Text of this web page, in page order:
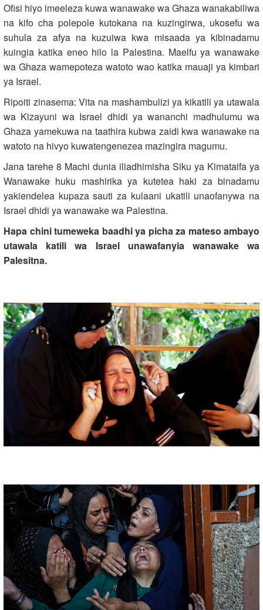
Ofisi hiyo imeeleza kuwa wanawake wa Ghaza wanakabiliwa
na kifo cha polepole kutokana na kuzingirwa, ukosefu wa
suhula za afya na kuzuiwa kwa misaada ya kibinadamu
kuingia katika eneo hilo la Palestina. Maelfu ya wanawake
wa Ghaza wamepoteza watoto wao katika mauaji ya kimbari
ya Israel.
Ripoiti zinasema: Vita na mashambulizi ya kikatili ya utawala
wa Kizayuni wa Israel dhidi ya wananchi madhulumu wa
Ghaza yamekuwa na taathira kubwa zaidi kwa wanawake na
watoto na hivyo kuwatengenezea mazingira magumu.
Jana tarehe 8 Machi dunia iliadhimisha Siku ya Kimataifa ya
Wanawake huku mashirika ya kutetea haki za binadamu
yakiendelea kupaza sauti za kulaani ukatili unaofanywa na
Israel dhidi ya wanawake wa Palestina.
Hapa chini tumeweka baadhi ya picha za mateso ambayo
utawala katili wa Israel unawafanyia wanawake wa
Palesitna.